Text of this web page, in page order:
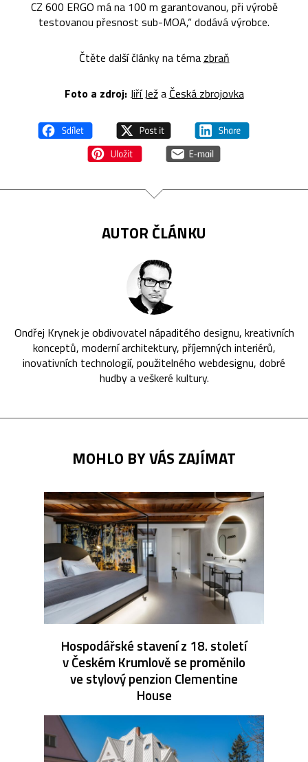
CZ 600 ERGO má na 100 m garantovanou, při výrobě
testovanou přesnost sub-MOA,“ dodává výrobce.
Čtěte další články na téma zbraň
Foto a zdroj:Jiří Ježa Česká zbrojovka
AUTOR ČLÁNKU
Ondřej Krynek je obdivovatel nápaditého designu, kreativních
konceptů, moderní architektury, příjemných interiérů,
inovativních technologií, použitelného webdesignu, dobré
hudby a veškeré kultury.
MOHLO BY VÁS ZAJÍMAT
Hospodářské stavení z 18. století
v Českém Krumlově se proměnilo
ve stylový penzion Clementine
House